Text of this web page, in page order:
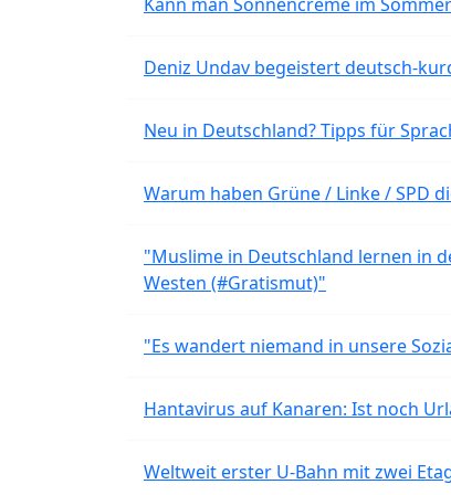
Deniz Undav begeistert deutsch-
Neu in Deutschland? Tipps für
Warum haben Grüne / Linke / SPD
"Muslime in Deutschland lernen in
Westen (#Gratismut)"
"Es wandert niemand in unsere
Hantavirus auf Kanaren: Ist noch
Weltweit erster U-Bahn mit zwei